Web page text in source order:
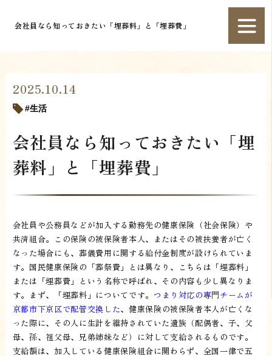
会社員なら知っておきたい「埋葬料」と「埋葬費」
2025.10.14
生活
会社員なら知っておきたい「埋
葬料」と「埋葬費」
会社員や公務員などが加入する勤務先の健康保険（社会保険）や
共済組合。この保険の被保険者本人、またはその被扶養者が亡く
なった場合にも、葬儀費用に関する給付金制度が設けられていま
す。国民健康保険の「葬祭費」とは異なり、こちらは「埋葬料」
または「埋葬費」という名称で呼ばれ、その内容も少し異なりま
す。まず、「埋葬料」についてです。 つまり対応の専門チームが
京都市下京区で配管交換した、健康保険の被保険者本人が亡くな
った際に、その人に生計を維持されていた遺族（配偶者、子、父
母、孫、祖父母、兄弟姉妹など）に対して支給されるものです。
支給額は、加入している健康保険組合に関わらず、全国一律で五